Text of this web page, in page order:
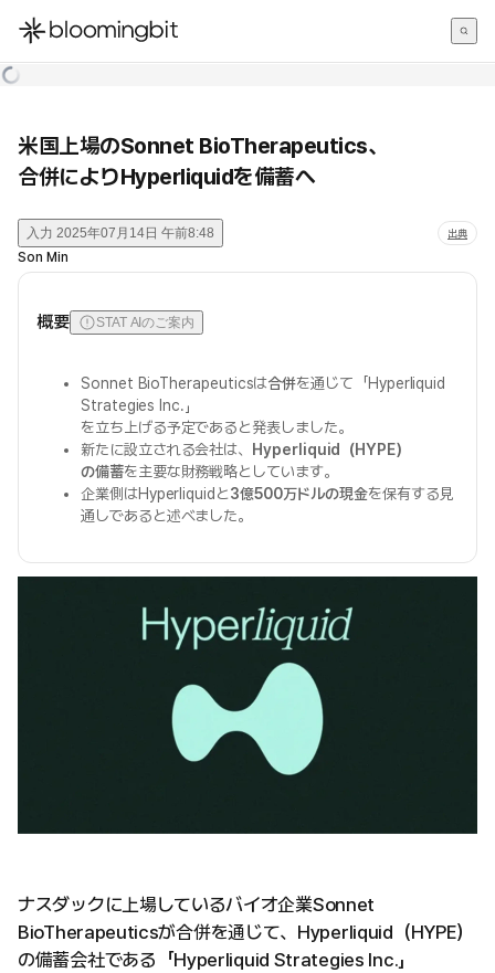
한국어
米国上場のSonnet BioTherapeutics、
合併によりHyperliquidを備蓄へ
入力 2025年07月14日 午前8:48 出典
Son Min
概要 STAT AIのご案内
Sonnet BioTherapeuticsは合併を通じて「Hyperliquid
Strategies Inc.」
を立ち上げる予定であると発表しました。
新たに設立される会社は、
Hyperliquid（HYPE）
の備蓄を主要な財務戦略としています。
企業側はHyperliquidと3億500万ドルの現金を保有する見
通しであると述べました。
ナスダックに上場しているバイオ企業Sonnet
BioTherapeuticsが合併を通じて、Hyperliquid（HYPE）
の備蓄会社である「Hyperliquid Strategies Inc.」